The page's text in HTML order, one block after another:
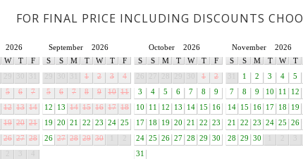
FOR FINAL PRICE INCLUDING DISCOUNTS
2026
W T
F
5 6
7
12 13 14
19 20 21
26 27 28
2026
September
S
S M T W T
F
1 2 3
4
5
6 7 8 9 10 11
12
13 14 15 16 17 18
19
20 21 22 23 24 25
26 27 28 29 30
2026
October
S
S M T W T
F
1
2
3
4 5 6 7 8
9
10
11 12 13 14 15
16
17
18 19 20 21 22
23
24 25 26 27 28 29
30
31
2026
November
S
S M T W T
1 2 3 4 5
7
8 9 10 11 12
14
15 16 17 18 19
21
22 23 24 25 26
28
29 30